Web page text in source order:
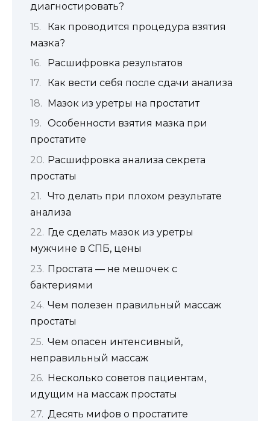
диагностировать?
Как проводится процедура взятия
мазка?
Расшифровка результатов
Как вести себя после сдачи анализа
Мазок из уретры на простатит
Особенности взятия мазка при
простатите
Расшифровка анализа секрета
простаты
Что делать при плохом результате
анализа
Где сделать мазок из уретры
мужчине в СПБ, цены
Простата — не мешочек с
бактериями
Чем полезен правильный массаж
простаты
Чем опасен интенсивный,
неправильный массаж
Несколько советов пациентам,
идущим на массаж простаты
Десять мифов о простатите